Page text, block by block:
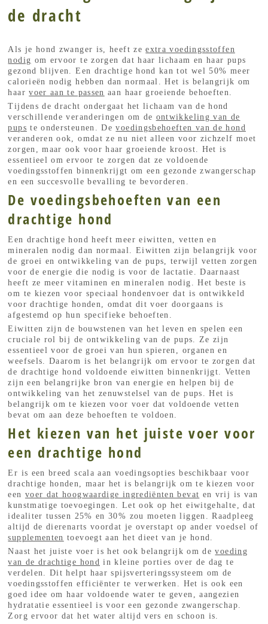
de dracht
Als je hond zwanger is, heeft zeextra voedingsstoffen
nodig om ervoor te zorgen dat haar lichaam en haar pups
gezond blijven. Een drachtige hond kan tot wel 50% meer
calorieën nodig hebben dan normaal. Het is belangrijk om
haarvoer aan te passen aan haar groeiende behoeften.
Tijdens de dracht ondergaat het lichaam van de hond
verschillende veranderingen om de ontwikkeling van de
pups te ondersteunen. Devoedingsbehoeften van de hond
veranderen ook, omdat ze nu niet alleen voor zichzelf moet
zorgen, maar ook voor haar groeiende kroost. Het is
essentieel om ervoor te zorgen dat ze voldoende
voedingsstoffen binnenkrijgt om een gezonde zwangerschap
en een succesvolle bevalling te bevorderen.
De voedingsbehoeften van een
drachtige hond
Een drachtige hond heeft meer eiwitten, vetten en
mineralen nodig dan normaal. Eiwitten zijn belangrijk voor
de groei en ontwikkeling van de pups, terwijl vetten zorgen
voor de energie die nodig is voor de lactatie. Daarnaast
heeft ze meer vitaminen en mineralen nodig. Het beste is
om te kiezen voor speciaal hondenvoer dat is ontwikkeld
voor drachtige honden, omdat dit voer doorgaans is
afgestemd op hun specifieke behoeften.
Eiwitten zijn de bouwstenen van het leven en spelen een
cruciale rol bij de ontwikkeling van de pups. Ze zijn
essentieel voor de groei van hun spieren, organen en
weefsels. Daarom is het belangrijk om ervoor te zorgen dat
de drachtige hond voldoende eiwitten binnenkrijgt. Vetten
zijn een belangrijke bron van energie en helpen bij de
ontwikkeling van het zenuwstelsel van de pups. Het is
belangrijk om te kiezen voor voer dat voldoende vetten
bevat om aan deze behoeften te voldoen.
Het kiezen van het juiste voer voor
een drachtige hond
Er is een breed scala aan voedingsopties beschikbaar voor
drachtige honden, maar het is belangrijk om te kiezen voor
een voer dat hoogwaardige ingrediënten bevat en vrij is van
kunstmatige toevoegingen. Let ook op het eiwitgehalte, dat
idealiter tussen 25% en 30% zou moeten liggen. Raadpleeg
altijd de dierenarts voordat je overstapt op ander voedsel of
supplementen toevoegt aan het dieet van je hond.
Naast het juiste voer is het ook belangrijk om devoeding
van de drachtige hond in kleine porties over de dag te
verdelen. Dit helpt haar spijsverteringssysteem om de
voedingsstoffen efficiënter te verwerken. Het is ook een
goed idee om haar voldoende water te geven, aangezien
hydratatie essentieel is voor een gezonde zwangerschap.
Zorg ervoor dat het water altijd vers en schoon is.